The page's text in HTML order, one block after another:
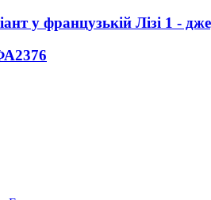
у французькій Лізі 1 -
2376